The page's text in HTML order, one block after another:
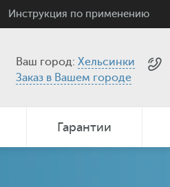
Инструкция по применению
Ваш город: Хельсинки
Заказ в Вашем городе
Гарантии